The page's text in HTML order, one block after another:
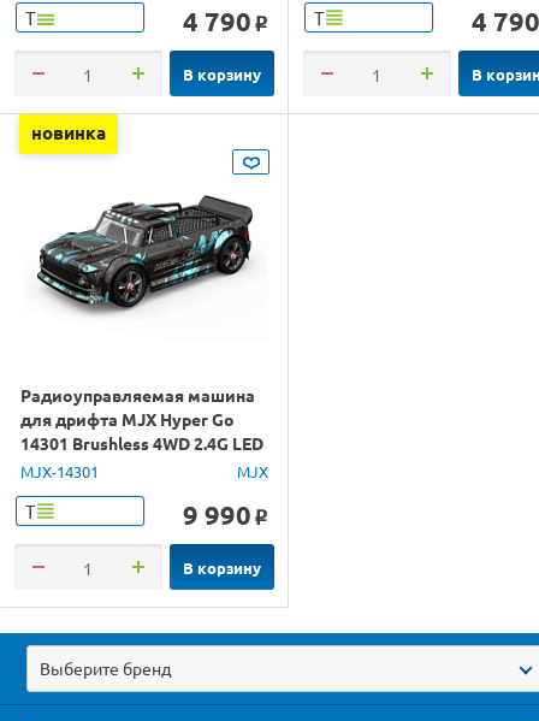
Т 4 790 o
В корзину
Т 4 790
В
новинка
Радиоуправляемая машина
для дрифта MJX Hyper Go
14301 Brushless 4WD 2.4G LED
1/14 RTR
MJX-14301 MJX
Т 9 990 o
В корзину
Выберите бренд